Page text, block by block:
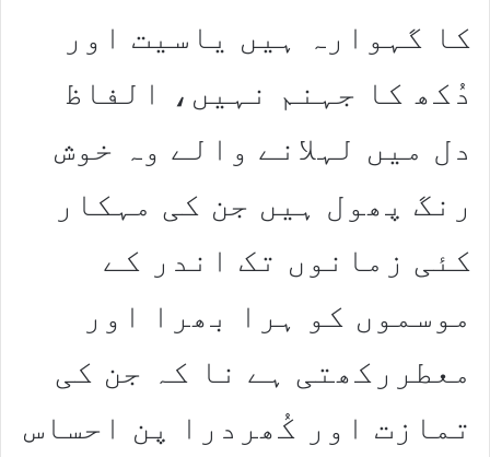
کا گہوارہ ہیں یاسیت اور
دُکھ کا جہنم نہیں، الفاظ
دل میں لہلانے والے وہ خوش
رنگ پھول ہیں جن کی مہکار
کئی زمانوں تک اندر کے
موسموں کو ہرا بھرا اور
معطررکھتی ہے نا کہ جن کی
تمازت اور کُھردرا پن احساس